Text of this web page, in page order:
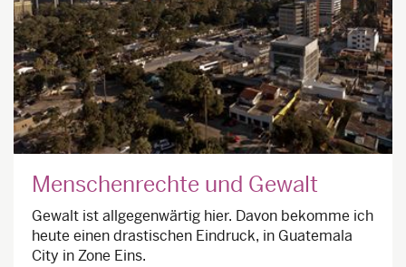
Menschenrechte und Gewalt
Gewalt ist allgegenwärtig hier. Davon bekomme ich
heute einen drastischen Eindruck, in Guatemala
City in Zone Eins.